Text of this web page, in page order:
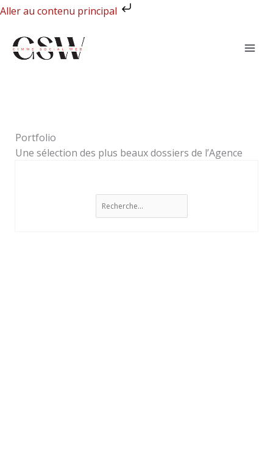
Aller au contenu principal
Aller
contenu
Portfolio
Une sélection des plus beaux dossiers de l’Agence